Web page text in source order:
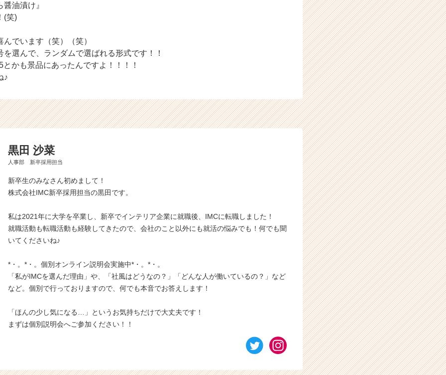
油漬け』
(笑)
でいます（笑）（笑）
選んで、ランダムで選ばれる形式です！！
かも景品にあったんですよ！！！！
♪
黒田 沙菜
人事部 新卒採用担当
新卒生のみなさん初めまして！
株式会社IMC新卒採用担当の黒田です。
私は2021年に大学を卒業し、新卒でインテリア企業に就職後、IMCに転職しました！
就職活動も転職活動も経験してきたので、会社のこと以外にも就活の悩みでも！何でも聞
いてくださいね♪
*・。*・。個別オンライン説明会実施中*・。*・。
「私がIMCを選んだ理由」や、「社風はどうなの？」「どんな人が働いているの？」など
など。個別で行っておりますので、何でも本音でお答えします！
「ほんの少し気になる…」というお気持ちだけで大丈夫です！
まずは個別説明会へご参加ください！！